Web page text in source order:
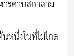
รดาบสกาลาม
หนึ่งในที่ไม่ไกล